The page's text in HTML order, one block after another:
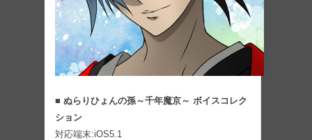
■ ぬらりひょんの孫～千年魔京～ ボイスコレク
ション
対応端末:iOS5.1